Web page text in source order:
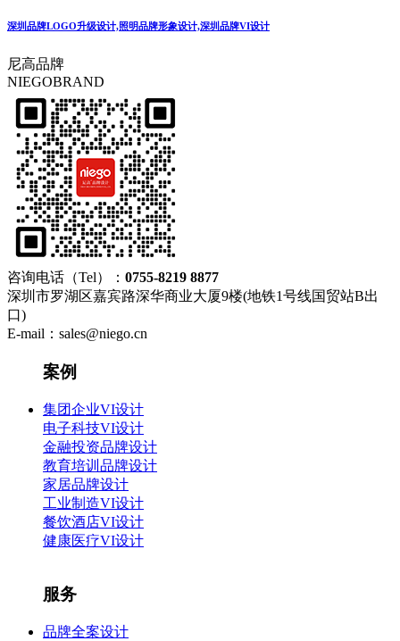
深圳品牌LOGO升级设计,照明品牌形象设计,深圳品牌VI设计
尼高品牌
NIEGOBRAND
咨询电话（Tel）： 0755-8219 8877
深圳市罗湖区嘉宾路深华商业大厦9楼(地铁1号线国贸站B出
口)
E-mail：sales@niego.cn
案例
集团企业VI设计
电子科技VI设计
金融投资品牌设计
教育培训品牌设计
家居品牌设计
工业制造VI设计
餐饮酒店VI设计
健康医疗VI设计
服务
品牌全案设计